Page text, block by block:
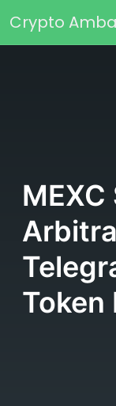
Main
Crypto
Token